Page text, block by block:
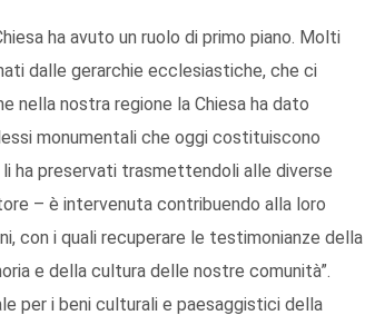
ha avuto un ruolo di primo piano. Molti
dalle gerarchie ecclesiastiche, che ci
nella nostra regione la Chiesa ha dato
monumentali che oggi costituiscono
ha preservati trasmettendoli alle diverse
– è intervenuta contribuendo alla loro
con i quali recuperare le testimonianze della
e della cultura delle nostre comunità”.
per i beni culturali e paesaggistici della